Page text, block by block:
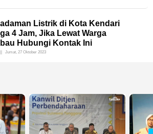
Listrik di Kota Kendari
4 Jam, Jika Lewat Warga
Hubungi Kontak Ini
Jumat, 27 Oktober 2023